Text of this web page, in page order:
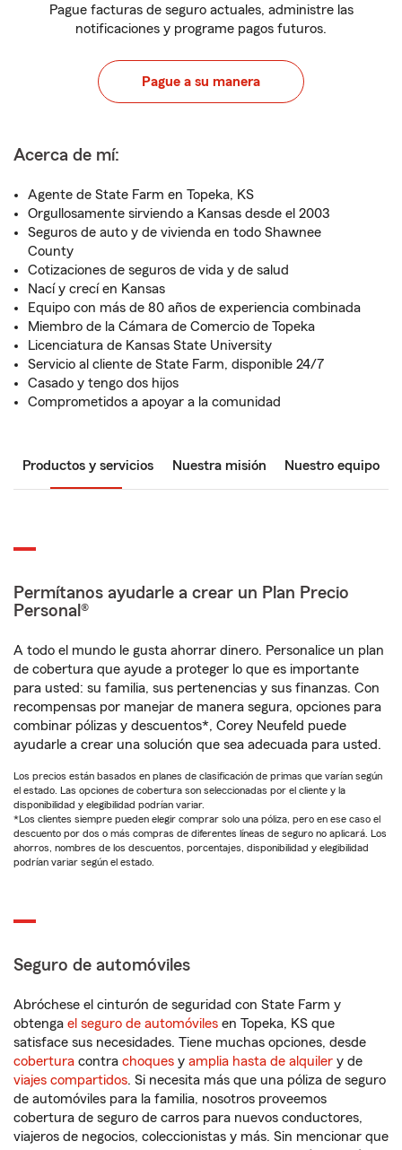
Pague facturas de seguro actuales, administre las
notificaciones y programe pagos futuros.
Pague a su manera
Acerca de mí:
Agente de State Farm en Topeka, KS
Orgullosamente sirviendo a Kansas desde el 2003
Seguros de auto y de vivienda en todo Shawnee
County
Cotizaciones de seguros de vida y de salud
Nací y crecí en Kansas
Equipo con más de 80 años de experiencia combinada
Miembro de la Cámara de Comercio de Topeka
Licenciatura de Kansas State University
Servicio al cliente de State Farm, disponible 24/7
Casado y tengo dos hijos
Comprometidos a apoyar a la comunidad
Productos y servicios Nuestra misión Nuestro equipo
Permítanos ayudarle a crear un Plan Precio
Personal®
A todo el mundo le gusta ahorrar dinero. Personalice un plan
de cobertura que ayude a proteger lo que es importante
para usted: su familia, sus pertenencias y sus finanzas. Con
recompensas por manejar de manera segura, opciones para
combinar pólizas y descuentos*, Corey Neufeld puede
ayudarle a crear una solución que sea adecuada para usted.
Los precios están basados en planes de clasificación de primas que varían según
el estado. Las opciones de cobertura son seleccionadas por el cliente y la
disponibilidad y elegibilidad podrían variar.
*Los clientes siempre pueden elegir comprar solo una póliza, pero en ese caso el
descuento por dos o más compras de diferentes líneas de seguro no aplicará. Los
ahorros, nombres de los descuentos, porcentajes, disponibilidad y elegibilidad
podrían variar según el estado.
Seguro de automóviles
Abróchese el cinturón de seguridad con State Farm y
obtenga el seguro de automóviles en Topeka, KS que
satisface sus necesidades. Tiene muchas opciones, desde
cobertura contra choques y amplia hasta de alquiler y de
viajes compartidos. Si necesita más que una póliza de seguro
de automóviles para la familia, nosotros proveemos
cobertura de seguro de carros para nuevos conductores,
viajeros de negocios, coleccionistas y más. Sin mencionar que